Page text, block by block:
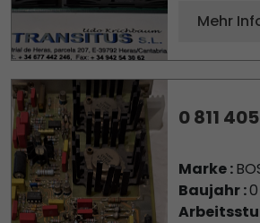
Mehr
0 811
Marke :
Baujahr :0